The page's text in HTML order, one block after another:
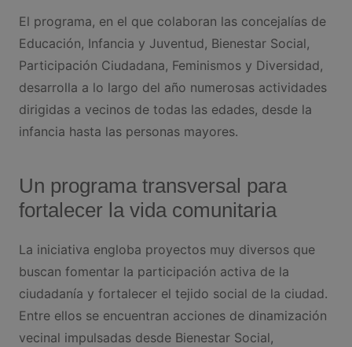
El programa, en el que colaboran las concejalías de
Educación, Infancia y Juventud, Bienestar Social,
Participación Ciudadana, Feminismos y Diversidad,
desarrolla a lo largo del año numerosas actividades
dirigidas a vecinos de todas las edades, desde la
infancia hasta las personas mayores.
Un programa transversal para
fortalecer la vida comunitaria
La iniciativa engloba proyectos muy diversos que
buscan fomentar la participación activa de la
ciudadanía y fortalecer el tejido social de la ciudad.
Entre ellos se encuentran acciones de dinamización
vecinal impulsadas desde Bienestar Social,